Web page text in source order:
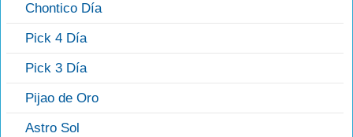
Chontico Día
Pick 4 Día
Pick 3 Día
Pijao de Oro
Astro Sol